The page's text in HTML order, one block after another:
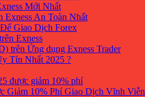
Mới Nhất
Exness An Toàn Nhất
Giao Dịch Forex
Exness
trên Ứng dụng Exness Trader
Tín Nhất 2025 ?
được giảm 10% phí
Giảm 10% Phí Giao Dịch Vĩnh Viễn